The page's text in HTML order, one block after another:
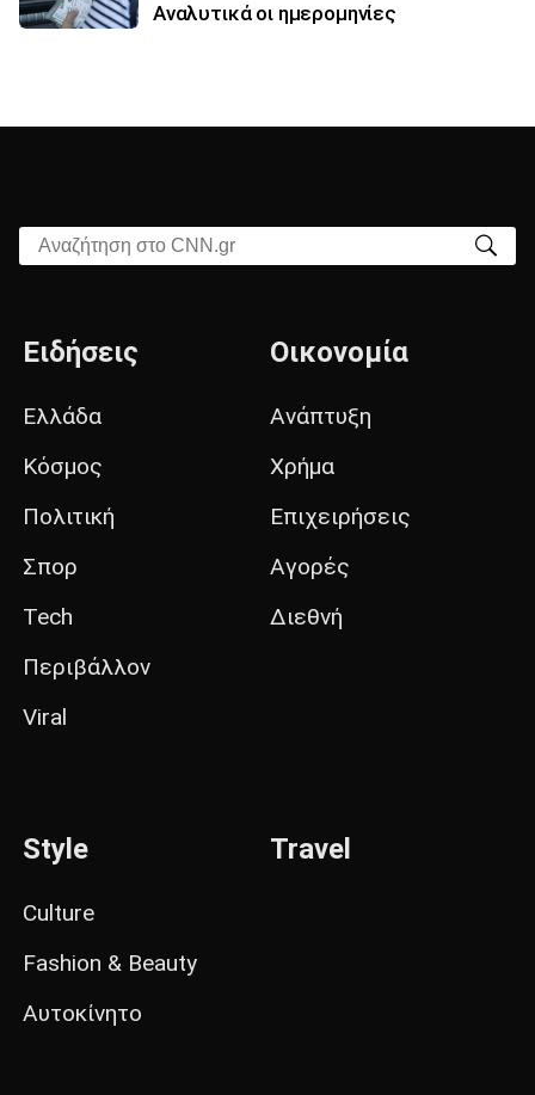
Αναλυτικά οι ημερομηνίες
Αναζήτηση στο CNN.gr
Ειδήσεις
Ελλάδα
Κόσμος
Πολιτική
Σπορ
Tech
Περιβάλλον
Viral
Οικονομία
Ανάπτυξη
Χρήμα
Επιχειρήσεις
Αγορές
Διεθνή
Style
Culture
Fashion & Beauty
Αυτοκίνητο
Travel